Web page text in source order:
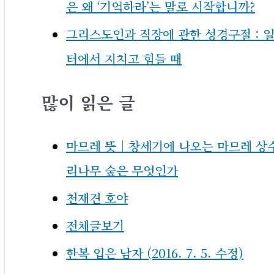
은 왜 ‘기억하라’는 말로 시작합니까?
그리스도인과 직장에 관한 성경구절 : 일
터에서 지치고 힘들 때
많이 읽은 글
마므레 뜻｜창세기에 나오는 마므레 상
리나무 숲은 무엇인가
천재견 호야
전체글보기
한복 입은 남자 (2016. 7. 5. 수정)